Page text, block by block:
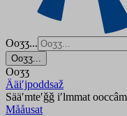
Ooʒʒ...
Ooʒʒ...
Ooʒʒ
Ääiʹjpoddsaž
Sääʹmteʹǧǧ iʹlmmat
Mååusat